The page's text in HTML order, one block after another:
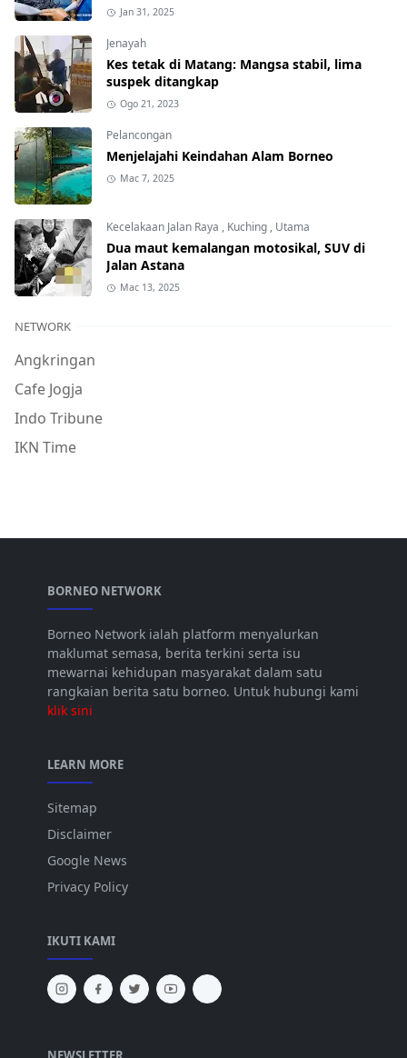
Jan 31, 2025
Jenayah
Kes tetak di Matang: Mangsa stabil, lima
suspek ditangkap
Ogo 21, 2023
Pelancongan
Menjelajahi Keindahan Alam Borneo
Mac 7, 2025
Kecelakaan Jalan Raya , Kuching, Utama
Dua maut kemalangan motosikal, SUV di
Jalan Astana
Mac 13, 2025
NETWORK
Angkringan
Cafe Jogja
Indo Tribune
IKN Time
BORNEO NETWORK
Borneo Network ialah platform menyalurkan
maklumat semasa, berita terkini serta isu
mewarnai kehidupan masyarakat dalam satu
rangkaian berita satu borneo. Untuk hubungi kami
klik sini
LEARN MORE
Sitemap
Disclaimer
Google News
Privacy Policy
IKUTI KAMI